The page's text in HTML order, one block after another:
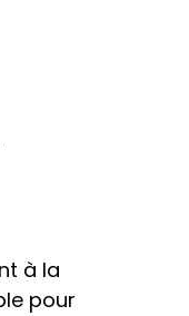
à la
pour